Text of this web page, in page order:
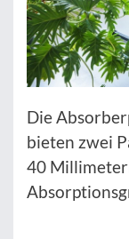
Die
bieten zwei
40